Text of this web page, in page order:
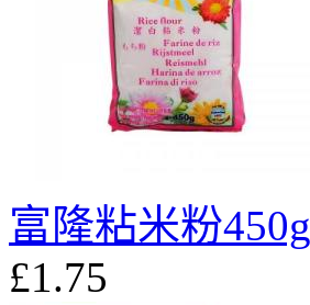
富隆粘米粉450g
£1.75